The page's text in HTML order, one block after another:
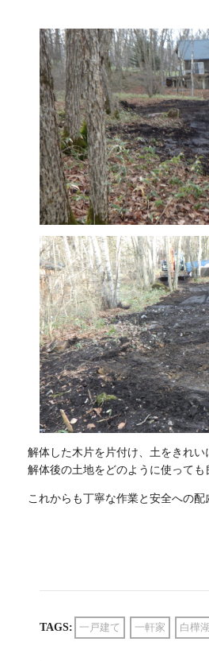
解体した木片を片付け、土をきれい
解体後の土地をどのように使っても
これからも丁寧な作業と安全への
TAGS: 一戸建て 一軒家 白樺湖